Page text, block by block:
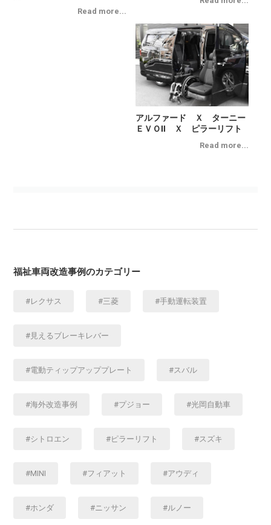
アルファード Ｘ ターニー
ＥＶＯⅡ Ｘ ピラーリフト
福祉車両改造事例のカテゴリー
レクサス 三菱 手動運転装置
見えるブレーキレバー
電動ティップアッププレート スバル
海外改造事例 プジョー 光岡自動車
シトロエン ピラーリフト スズキ
MINI フィアット アウディ
ホンダ ニッサン ルノー